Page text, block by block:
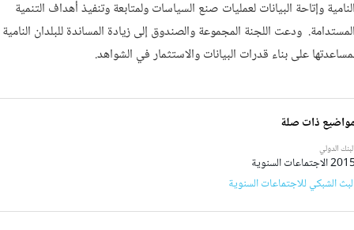
وإتاحة البيانات لعمليات صنع السياسات ولمتابعة وتنفيذ أهداف التنمية
ودعت اللجنة المجموعة والصندوق إلى زيادة المساندة للبلدان النامية
على بناء قدرات البيانات والاستثمار في الشواهد.
ذات صلة
الدولي
الاجتماعات السنوية
الشبكي للاجتماعات السنوية